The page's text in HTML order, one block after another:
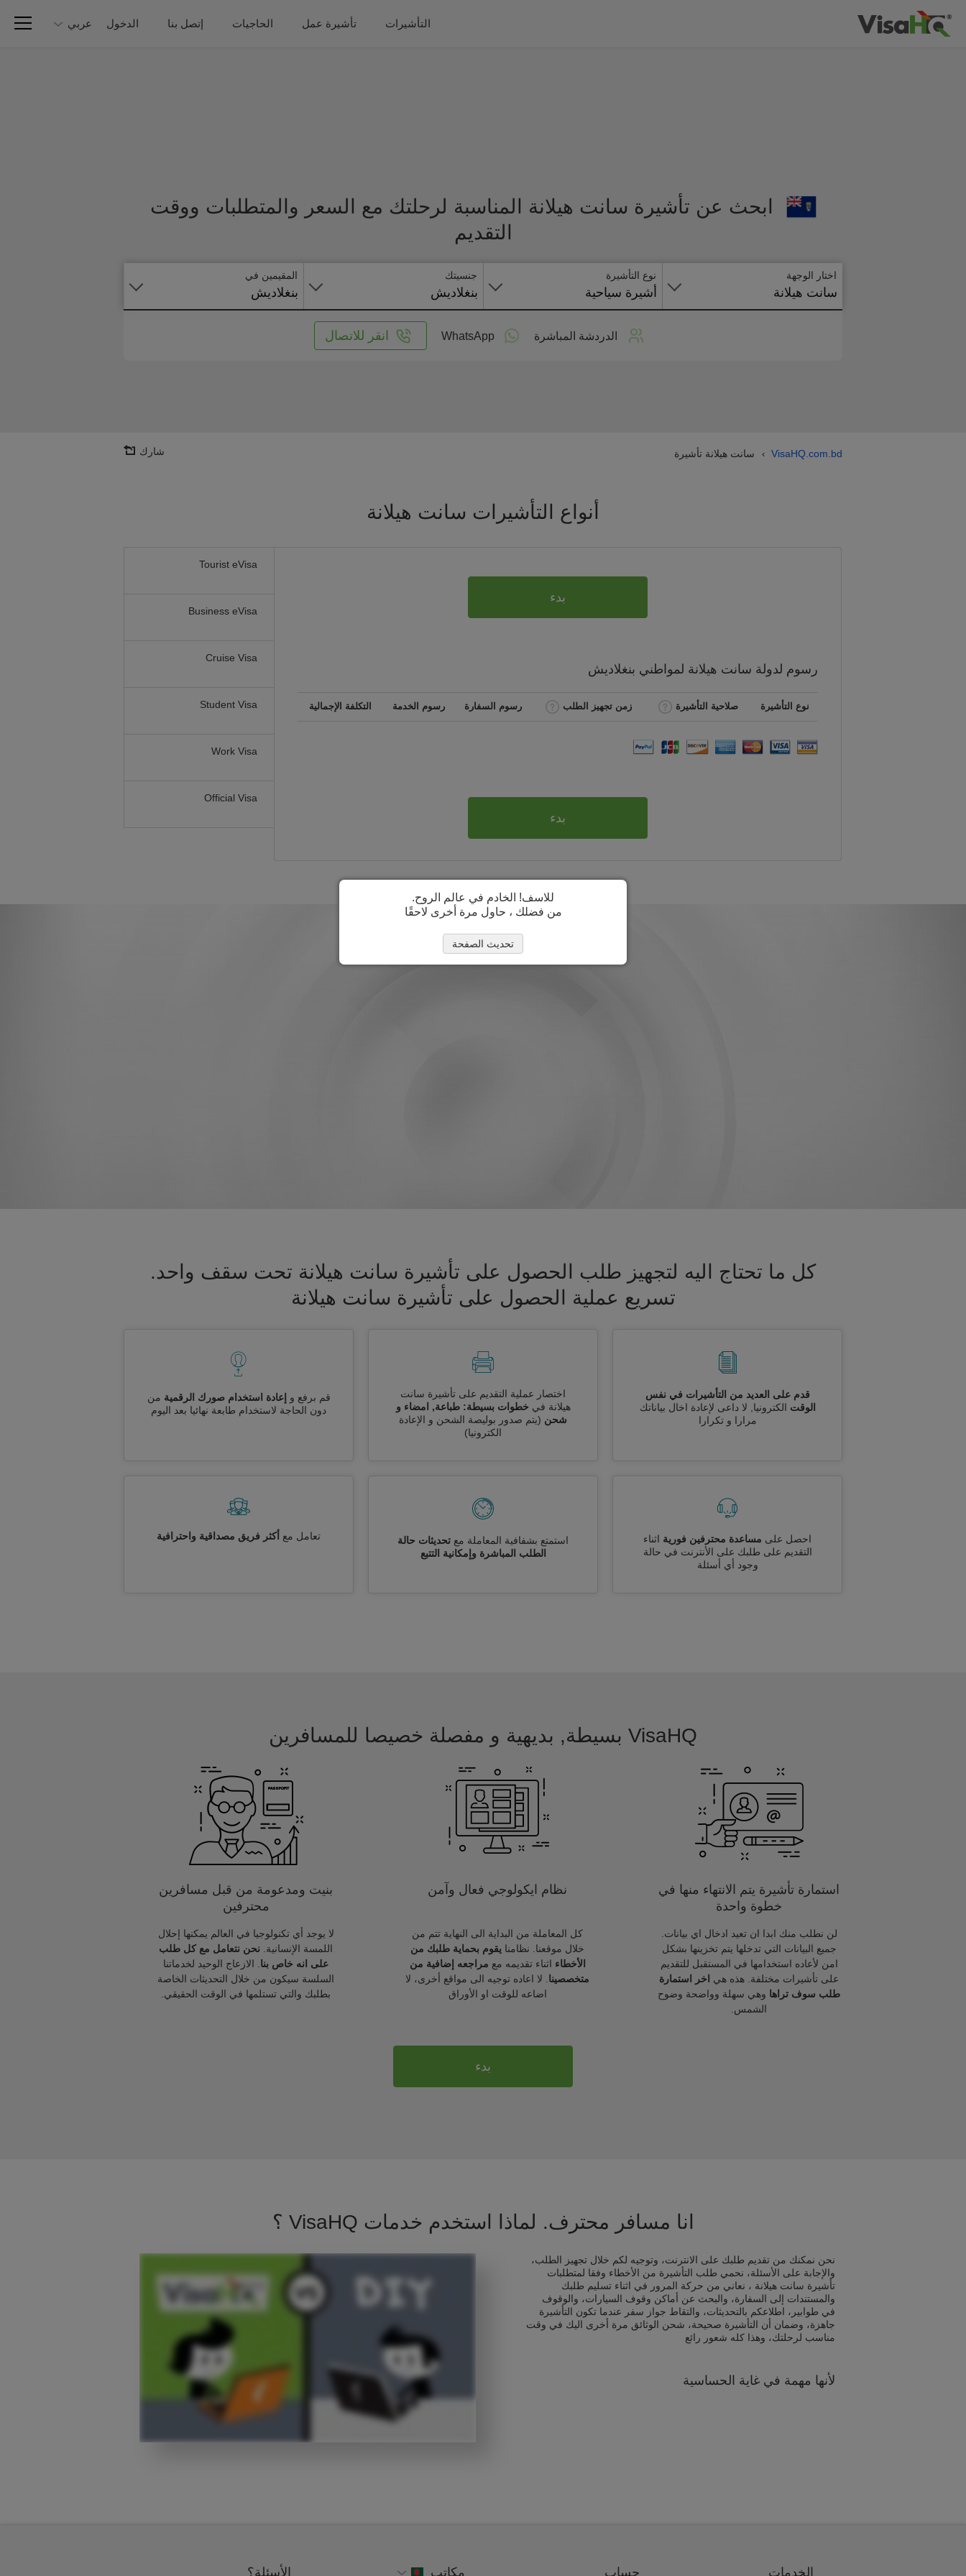
التأشيرات تأشيرة عمل الحاجيات إتصل بنا الدخول عربي
ابحث عن تأشيرة سانت هيلانة المناسبة لرحلتك مع السعر والمتطلبات ووقت
التقديم
اختار الوجهة
سانت هيلانة
نوع التأشيرة
أشيرة سياحية
جنسيتك
بنغلاديش
المقيمين في
بنغلاديش
الدردشة المباشرة WhatsApp انقر للاتصال
VisaHQ.com.bd
› سانت هيلانة تأشيرة شارك
أنواع التأشيرات سانت هيلانة
Tourist eVisa
Business eVisa
Cruise Visa
Student Visa
Work Visa
Official Visa
بدء
رسوم لدولة سانت هيلانة لمواطني بنغلاديش
نوع التأشيرة صلاحية التأشيرة زمن تجهيز الطلب رسوم السفارة رسوم الخدمة التكلفة الإجمالية
بدء
كل ما تحتاج اليه لتجهيز طلب الحصول على تأشيرة سانت هيلانة تحت سقف واحد.
تسريع عملية الحصول على تأشيرة سانت هيلانة
قدم على العديد من التأشيرات في نفس
الوقت الكترونيا, لا داعى لإعادة اخال بياناتك
مرارا و تكرارا
اختصار عملية التقديم على تأشيرة سانت
هيلانة في خطوات بسيطة: طباعة, امضاء و
شحن (يتم صدور بوليصة الشحن و الإعادة
الكترونيا)
قم برفع و إعادة استخدام صورك الرقمية من
دون الحاجة لاستخدام طابعة نهائيا بعد اليوم
احصل على مساعدة محترفين فورية اثناء
التقديم على طلبك على الأنترنت في حالة
وجود أي أسئلة
استمتع بشفافية المعاملة مع تحديثات حالة
الطلب المباشرة وإمكانية التتبع
تعامل مع أكثر فريق مصداقية واحترافية
VisaHQ بسيطة, بديهية و مفصلة خصيصا للمسافرين
استمارة تأشيرة يتم الانتهاء منها في
خطوة واحدة
لن نطلب منك ابدا ان تعيد ادخال اي بيانات.
جميع البيانات التي تدخلها يتم تخزينها بشكل
امن لأعاده استخدامها في المستقبل للتقديم
على تأشيرات مختلفة. هذه هي
اخر استمارة
طلب سوف تراها وهي سهلة وواضحة وضوح
الشمس.
نظام ايكولوجي فعال وآمن
كل المعاملة من البداية الى النهاية تتم من
خلال موقعنا. نظامنا يقوم بحماية طلبك من
الأخطاء اثناء تقديمه مع مراجعه إضافية من
متخصصينا . لا اعاده توجيه الى مواقع أخرى، لا
اضاعه للوقت او الأوراق
بنيت ومدعومة من قبل مسافرين
محترفين
لا يوجد أي تكنولوجيا في العالم يمكنها إحلال
اللمسة الإنسانية. نحن نتعامل مع كل طلب
على انه خاص بنا . الازعاج الوحيد لخدماتنا
السلسة سيكون من خلال التحديثات الخاصة
بطلبك والتي تستلمها في الوقت الحقيقي.
بدء
انا مسافر محترف. لماذا استخدم خدمات VisaHQ ؟
نحن نمكنك من تقديم طلبك على الانترنت، وتوجيه لكم خلال تجهيز الطلب،
والإجابة على الأسئلة، نحمي طلب التأشيرة من الأخطاء وفقا لمتطلبات
تأشيرة سانت هيلانة ، نعاني من حركة المرور في اثناء تسليم طلبك
والمستندات إلى السفارة، والبحث عن أماكن وقوف السيارات، والوقوف
في طوابير، اطلاعكم بالتحديثات، والتقاط جواز سفر عندما تكون التأشيرة
جاهزة، وضمان أن التأشيرة صحيحة، شحن الوثائق مرة أخرى اليك في وقت
مناسب لرحلتك، وهذا كله شعور رائع
لأنها مهمة في غاية الحساسية
للاسف! الخادم في عالم الروح.
من فضلك ، حاول مرة أخرى لاحقًا
تحديث الصفحة
الخدمات حساب مكاتب الأسئلة؟